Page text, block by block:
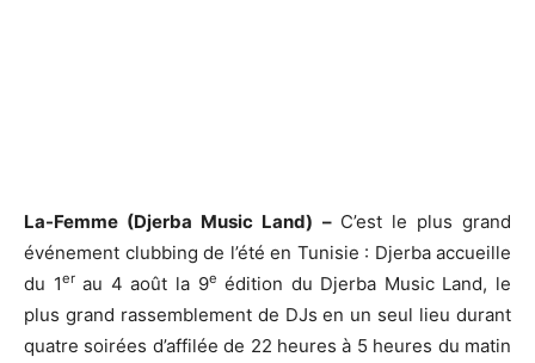
La-Femme (Djerba Music Land) – C’est le plus grand
événement clubbing de l’été en Tunisie : Djerba accueille
du 1erau 4 août la 9e édition du Djerba Music Land, le
plus grand rassemblement de DJs en un seul lieu durant
quatre soirées d’affilée de 22 heures à 5 heures du matin